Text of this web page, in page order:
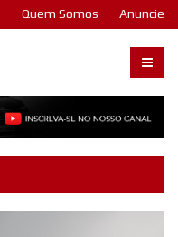
Quem Somos Anuncie